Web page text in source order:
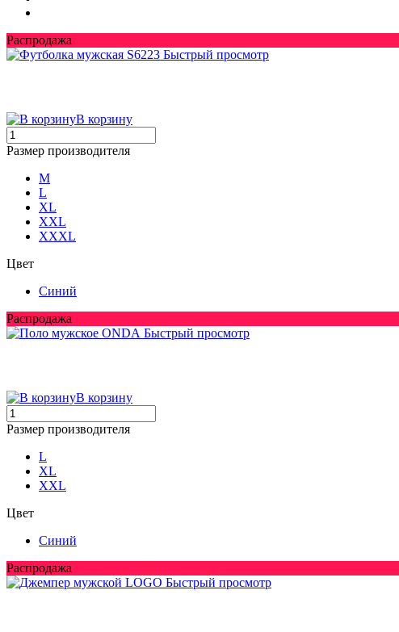
Распродажа
Быстрый просмотр
В корзину
Размер производителя
M
L
XL
XXL
XXXL
Цвет
Синий
Распродажа
Быстрый просмотр
В корзину
Размер производителя
L
XL
XXL
Цвет
Синий
Распродажа
Быстрый просмотр